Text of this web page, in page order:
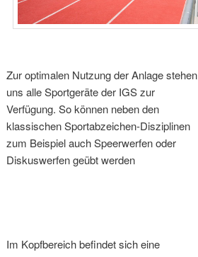
Zur optimalen Nutzung der Anlage stehen
uns alle Sportgeräte der IGS zur
Verfügung. So können neben den
klassischen Sportabzeichen-Disziplinen
zum Beispiel auch Speerwerfen oder
Diskuswerfen geübt werden
Im Kopfbereich befindet sich eine